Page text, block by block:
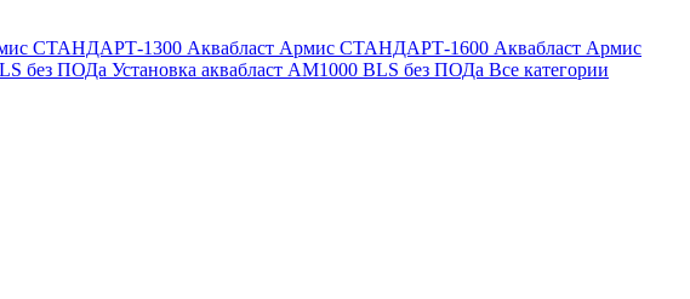
СТАНДАРТ-1300 Аквабласт Армис СТАНДАРТ-1600 Аквабласт Армис
без ПОДа Установка аквабласт AM1000 BLS без ПОДа Все категории